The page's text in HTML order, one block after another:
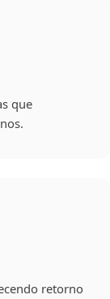
que
retorno